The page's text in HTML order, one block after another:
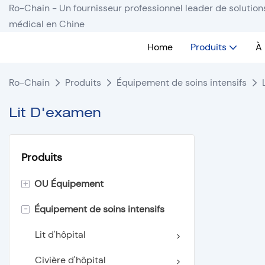
Ro-Chain - Un fournisseur professionnel leader de
médical en Chine
Home
Produits À
Ro-Chain Produits Équipement de soins intensifs
Lit D'examen
Produits
+ OU Équipement
Éclairage sans ombre
Table d'opération
Suspension de plafond
- Équipement de soins intensifs
Lit d'hôpital
Civière d'hôpital